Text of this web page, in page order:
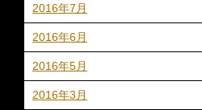
2016年7月
2016年6月
2016年5月
2016年3月